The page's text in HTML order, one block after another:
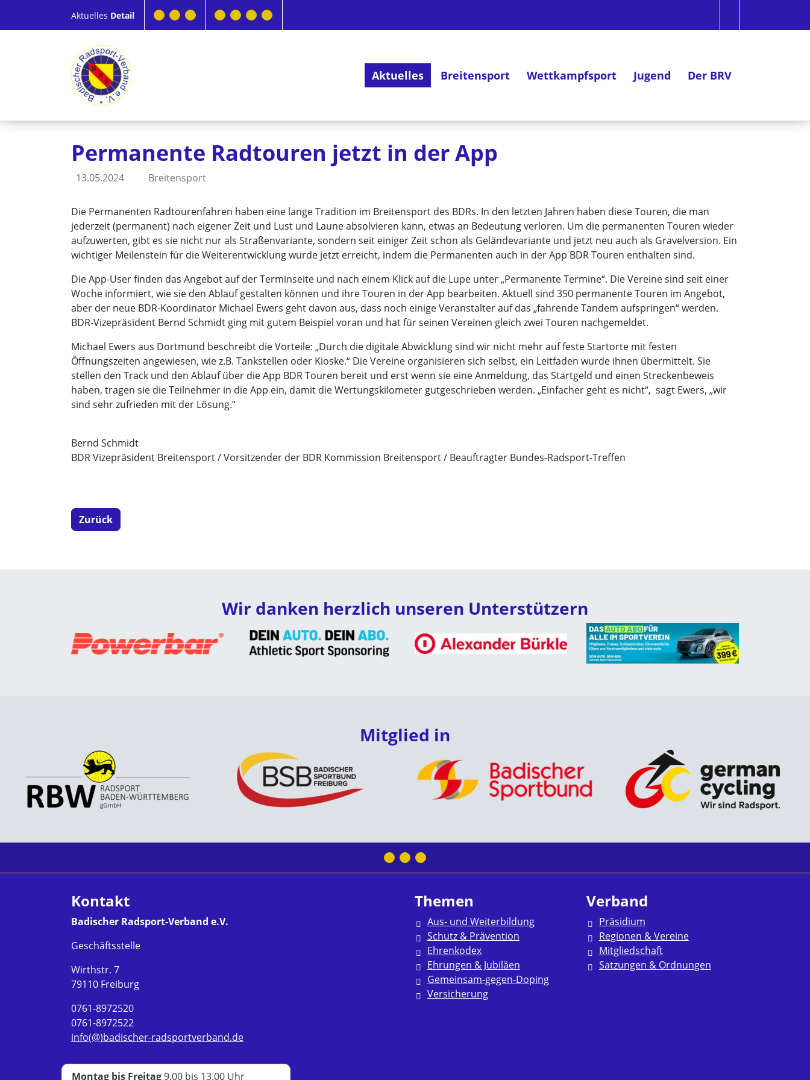
Aktuelles Detail
Aktuelles Breitensport Wettkampfsport Jugend Der BRV
Permanente Radtouren jetzt in der App
13.05.2024 Breitensport
Die Permanenten Radtourenfahren haben eine lange Tradition im Breitensport des BDRs. In den letzten Jahren haben diese Touren, die man
jederzeit (permanent) nach eigener Zeit und Lust und Laune absolvieren kann, etwas an Bedeutung verloren. Um die permanenten Touren wieder
aufzuwerten, gibt es sie nicht nur als Straßenvariante, sondern seit einiger Zeit schon als Geländevariante und jetzt neu auch als Gravelversion. Ein
wichtiger Meilenstein für die Weiterentwicklung wurde jetzt erreicht, indem die Permanenten auch in der App BDR Touren enthalten sind.
Die App-User finden das Angebot auf der Terminseite und nach einem Klick auf die Lupe unter „Permanente Termine“. Die Vereine sind seit einer
Woche informiert, wie sie den Ablauf gestalten können und ihre Touren in der App bearbeiten. Aktuell sind 350 permanente Touren im Angebot,
aber der neue BDR-Koordinator Michael Ewers geht davon aus, dass noch einige Veranstalter auf das „fahrende Tandem aufspringen“ werden.
BDR-Vizepräsident Bernd Schmidt ging mit gutem Beispiel voran und hat für seinen Vereinen gleich zwei Touren nachgemeldet.
Michael Ewers aus Dortmund beschreibt die Vorteile: „Durch die digitale Abwicklung sind wir nicht mehr auf feste Startorte mit festen
Öffnungszeiten angewiesen, wie z.B. Tankstellen oder Kioske.“ Die Vereine organisieren sich selbst, ein Leitfaden wurde ihnen übermittelt. Sie
stellen den Track und den Ablauf über die App BDR Touren bereit und erst wenn sie eine Anmeldung, das Startgeld und einen Streckenbeweis
haben, tragen sie die Teilnehmer in die App ein, damit die Wertungskilometer gutgeschrieben werden. „Einfacher geht es nicht“, sagt Ewers, „wir
sind sehr zufrieden mit der Lösung.“
Bernd Schmidt
BDR Vizepräsident Breitensport / Vorsitzender der BDR Kommission Breitensport / Beauftragter Bundes-Radsport-Treffen
Zurück
Wir danken herzlich unseren Unterstützern
Mitglied in
Kontakt
Badischer Radsport-Verband e.V.
Geschäftsstelle
Wirthstr. 7
79110 Freiburg
0761-8972520
0761-8972522
info(@)badischer-radsportverband.de
Montag bis Freitag9.00 bis 13.00 Uhr
Themen
Aus- und Weiterbildung
Schutz & Prävention
Ehrenkodex
Ehrungen & Jubiläen
Gemeinsam-gegen-Doping
Versicherung
Verband
Präsidium
Regionen & Vereine
Mitgliedschaft
Satzungen & Ordnungen